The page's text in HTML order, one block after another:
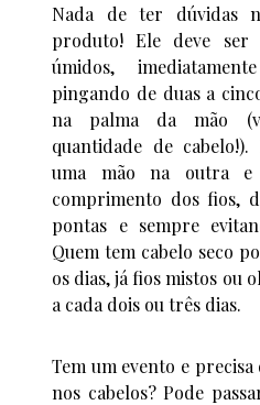
Nada de ter dúvidas
produto! Ele deve ser
úmidos,
pingando de duas a
na palma da mão
quantidade de
uma mão na outra
comprimento dos fios,
pontas e sempre
Quem tem cabelo seco
os dias, já fios mistos ou
a cada dois ou três dias.
Tem um evento e
nos cabelos? Pode